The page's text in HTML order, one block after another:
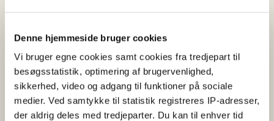
Denne hjemmeside bruger cookies
Vi bruger egne cookies samt cookies fra tredjepart til
besøgsstatistik, optimering af brugervenlighed,
sikkerhed, video og adgang til funktioner på sociale
medier. Ved samtykke til statistik registreres IP-adresser,
der aldrig deles med tredjeparter. Du kan til enhver tid
identificere kritiske kontrolpunkter, hvor I kan forebygge,
kritiske grænser, overvåge dem og løbende
dokumentere, at procedurerne overholdes.
De syv HACCP-principper